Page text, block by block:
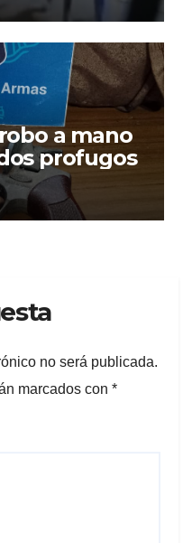
a mano
profugos
no será publicada.
marcados con *